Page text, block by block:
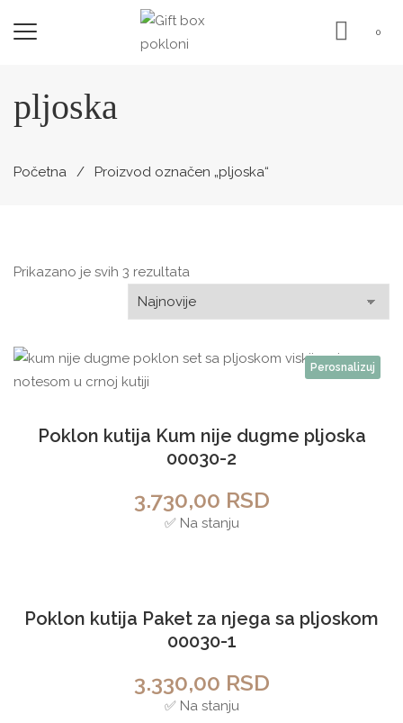
0
pljoska
Početna Proizvod označen „pljoska“
Prikazano je svih 3 rezultata
latest
Perosnalizuj
Poklon kutija Kum nije dugme pljoska
00030-2
3.730,00 RSD
✅ Na stanju
Poklon kutija Paket za njega sa pljoskom
00030-1
3.330,00 RSD
✅ Na stanju